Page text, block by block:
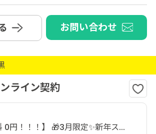
お問い合わせ
ライン契約
0円！！！】 🎁3月限定✨新年ス...